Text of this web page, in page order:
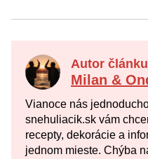
Autor článku
Milan &
Vianoce nás
snehuliacik.sk vám
recepty, dekorácie a
jednom mieste. Chýba